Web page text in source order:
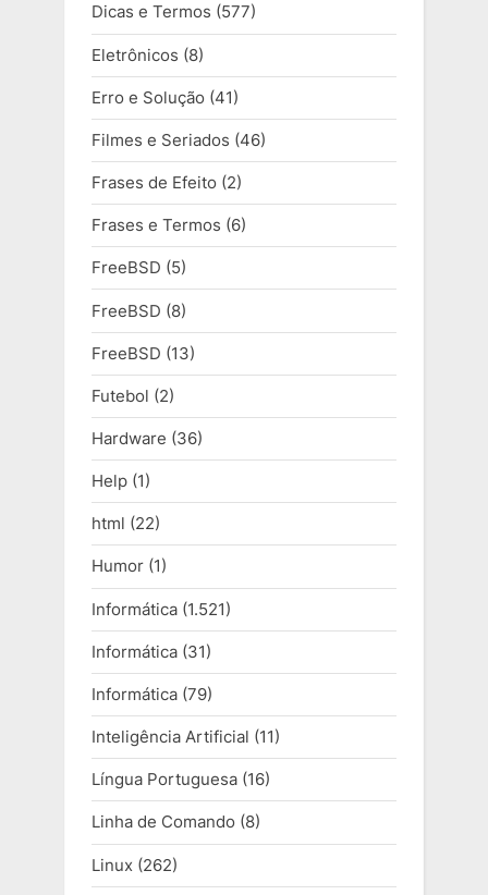
Dicas e Termos (577)
Eletrônicos (8)
Erro e Solução (41)
Filmes e Seriados (46)
Frases de Efeito (2)
Frases e Termos (6)
FreeBSD (5)
FreeBSD (8)
FreeBSD (13)
Futebol (2)
Hardware (36)
Help (1)
html (22)
Humor (1)
Informática (1.521)
Informática (31)
Informática (79)
Inteligência Artificial (11)
Língua Portuguesa (16)
Linha de Comando (8)
Linux (262)